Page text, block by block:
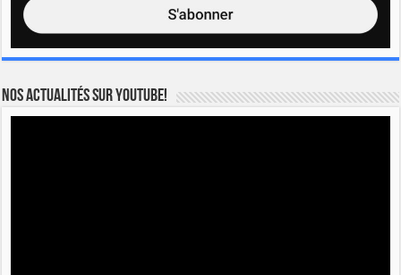
Nos actualités sur YOUTUBE!